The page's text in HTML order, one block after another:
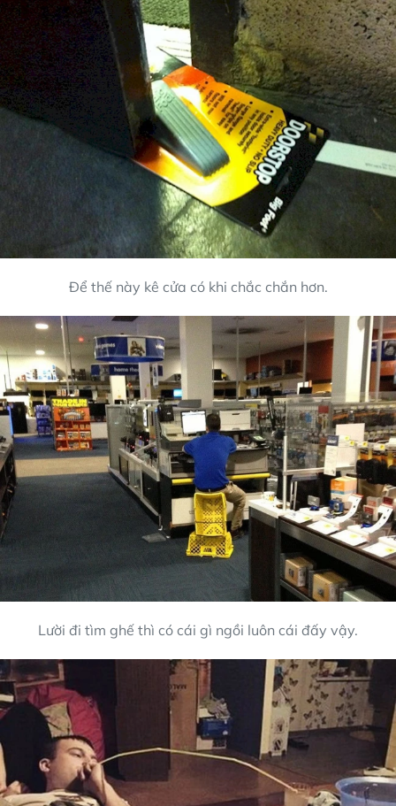
Để thế này kê cửa có khi chắc chắn hơn.
Lười đi tìm ghế thì có cái gì ngồi luôn cái đấy vậy.